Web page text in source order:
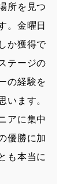
所を見つ
。金曜日
か獲得で
テージの
の経験を
います。
アに集中
優勝に加
も本当に